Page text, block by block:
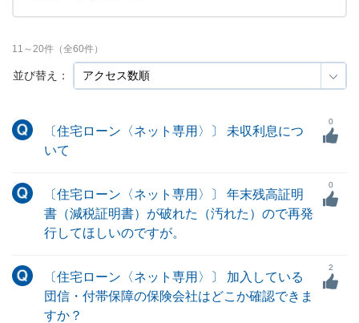
並び替え：
11 ～20件（全60件）
〔住宅ローン〈ネット専用〉〕 未収利息につ
いて
0
〔住宅ローン〈ネット専用〉〕 年末残高証明
書（減税証明書）が破れた（汚れた）ので再発
行してほしいのですが。
0
〔住宅ローン〈ネット専用〉〕 加入している
団信・付帯保障の保険会社はどこか確認できま
すか？
2